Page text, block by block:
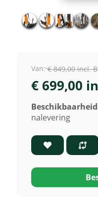
Van: € 849,00 incl.
€ 699,00
nalevering